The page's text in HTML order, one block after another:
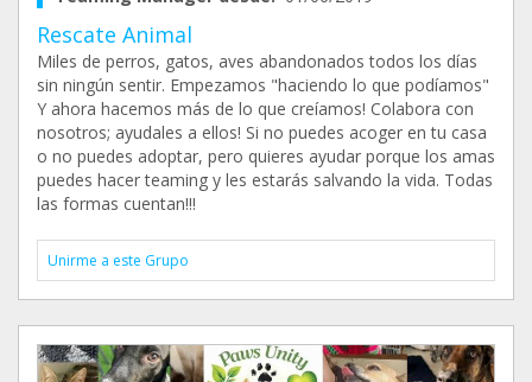
Rescate Animal
Miles de perros, gatos, aves abandonados todos los días
sin ningún sentir. Empezamos "haciendo lo que podíamos"
Y ahora hacemos más de lo que creíamos! Colabora con
nosotros; ayudales a ellos! Si no puedes acoger en tu casa
o no puedes adoptar, pero quieres ayudar porque los amas
puedes hacer teaming y les estarás salvando la vida. Todas
las formas cuentan!!!
Unirme a este Grupo